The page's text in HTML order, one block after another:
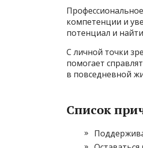
компетенции и
потенциал и
С личной точки
помогает
в повседневной
Список